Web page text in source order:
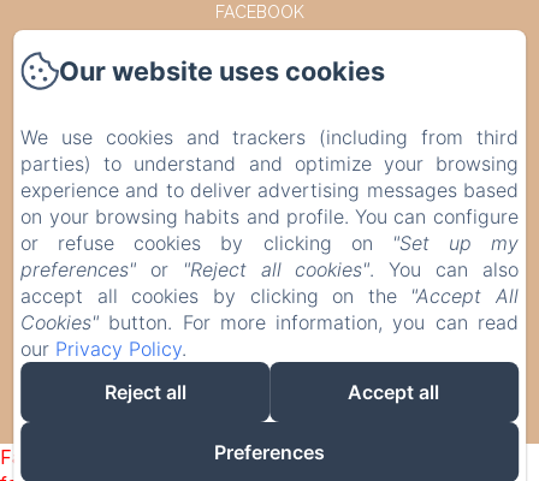
FACEBOOK
INSTAGRAM
NEEM CONTACT OP MET
POLITIQUE DE CONFIDENTIALITÉ
INFORMATIONS LÉGALES
INFORMATIONS SUR LES COOKIES
MOGELIJK GEMAAKT MET AMENITIZ
Failed to load BookingEngine/index: Loading chunk 93
Our website uses cookies
We use cookies and trackers (including from third
parties) to understand and optimize your browsing
experience and to deliver advertising messages based
on your browsing habits and profile. You can configure
or refuse cookies by clicking on
"Set up my
preferences" or "Reject all cookies". You can also
accept all cookies by clicking on the "Accept All
Cookies" button. For more information, you can read
our Privacy Policy.
Reject all
Accept all
Preferences